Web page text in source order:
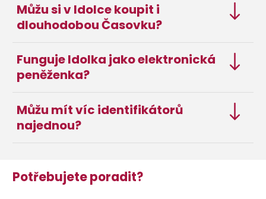
Můžu si v Idolce koupit i
dlouhodobou Časovku?
Funguje Idolka jako elektronická
peněženka?
Můžu mít víc identifikátorů
najednou?
Potřebujete poradit?